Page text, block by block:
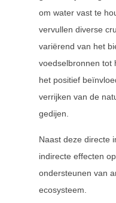
om water vast te
vervullen diverse
variërend van het
voedselbronnen tot
het positief
verrijken van de
gedijen.
Naast deze directe
indirecte effecten
ondersteunen van
ecosysteem.